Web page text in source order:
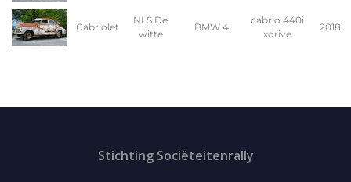
Cabriolet
NLS De
witte
BMW 4
cabrio 440i
xdrive
2018
Stichting Sociëteitenrally